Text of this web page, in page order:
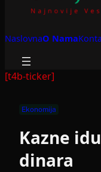
NaslovnaO Nama
[t4b-ticker]
Ekonomija
Kazne
dinara